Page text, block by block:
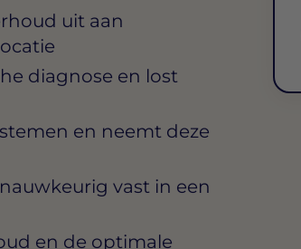
uit aan
diagnose en lost
en neemt deze
vast in een
en de optimale